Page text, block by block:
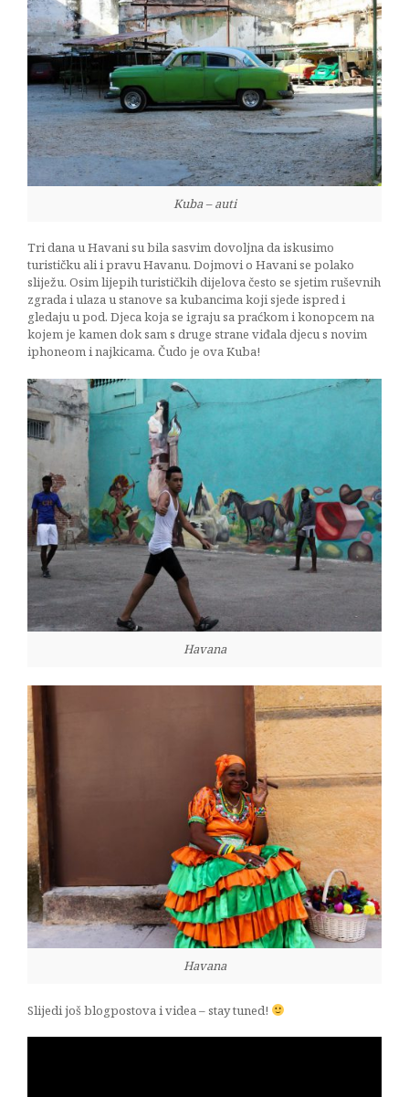
Kuba – auti
Tri dana u Havani su bila sasvim dovoljna da iskusimo
turističku ali i pravu Havanu. Dojmovi o Havani se polako
sliježu. Osim lijepih turističkih dijelova često se sjetim ruševnih
zgrada i ulaza u stanove sa kubancima koji sjede ispred i
gledaju u pod. Djeca koja se igraju sa praćkom i konopcem na
kojem je kamen dok sam s druge strane viđala djecu s novim
iphoneom i najkicama. Čudo je ova Kuba!
Havana
Havana
Slijedi još blogpostova i videa – stay tuned!